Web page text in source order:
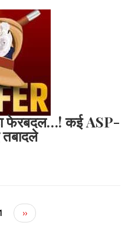
फेरबदल…! कई ASP-
Next
page
››